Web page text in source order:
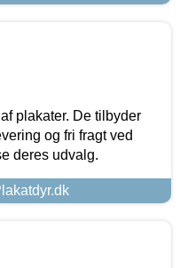
plakater. De tilbyder
og fri fragt ved
deres udvalg.